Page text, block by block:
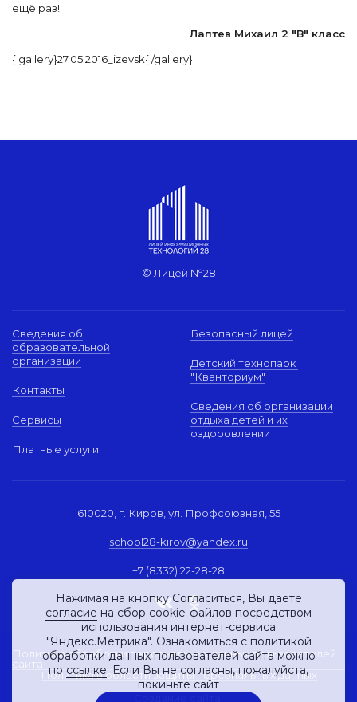
ещё раз!
Лаптев Михаил 2 "В" класс
{ gallery}27.05.2016_izevsk{ /gallery}
© Лицей №28
Сведения об
образовательной
организации
Контакты
Сервисы
Платные услуги
Безопасный лицей
Детский технопарк
"Кванториум"
Сведения об организации
отдыха детей и их
оздоровлении
610020, г. Киров, ул. Профсоюзная, 55
school28-kirov@yandex.ru
+7 (8332) 22-28-28
Политика обработки персональных данных пользователей
сайта
Политика в области защиты персональных данных
Нажимая на кнопку Согласиться, Вы даёте
согласие на сбор cookie-файлов посредством
использования интернет-сервиса
"Яндекс.Метрика". Ознакомиться с политикой
обработки данных пользователей сайта можно
поссылке. Если Вы не согласны, пожалуйста,
покиньте сайт